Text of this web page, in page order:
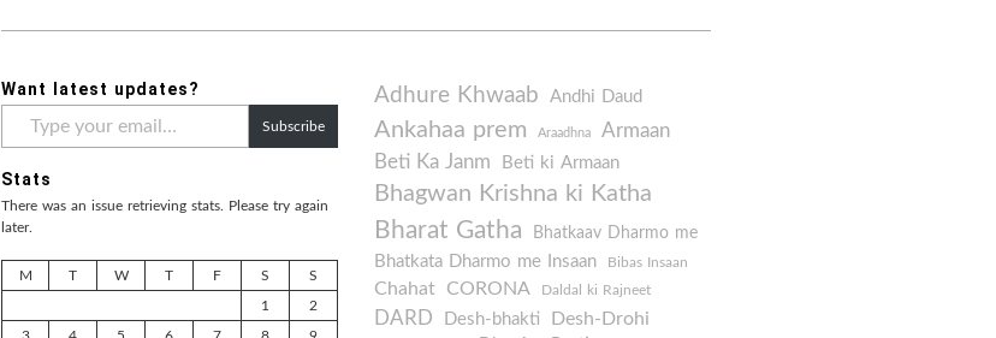
Want latest updates?
Subscribe
Stats
There was an issue retrieving stats. Please try again
later.
M T W T F S S
1 2
Adhure Khwaab Andhi Daud
Ankahaa prem Araadhna
Armaan
Beti Ka Janm
Beti ki Armaan
Bhagwan Krishna ki Katha
Bharat Gatha Bhatkaav Dharmo me
Bhatkata Dharmo me Insaan Bibas Insaan
Chahat CORONA Daldal ki Rajneet
DARD Desh-bhakti Desh-Drohi